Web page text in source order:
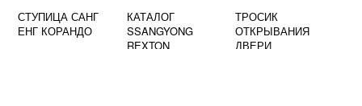
СТУПИЦА САНГ
ЕНГ КОРАНДО
КАТАЛОГ
SSANGYONG
REXTON
ТРОСИК
ОТКРЫВАНИЯ
ДВЕРИ